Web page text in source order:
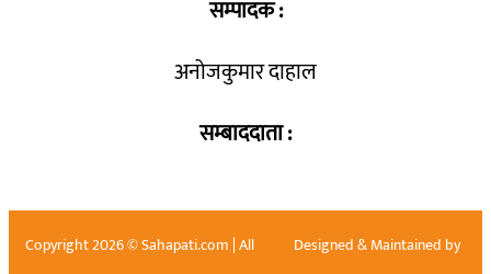
सम्पादक :
अनोजकुमार दाहाल
सम्बाददाता :
Copyright 2026 © Sahapati.com | All
Designed & Maintained by